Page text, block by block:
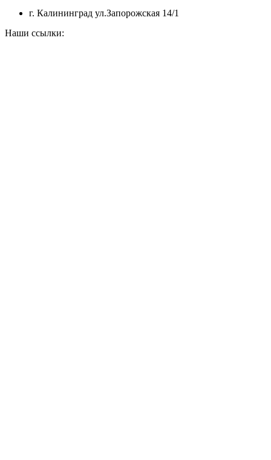
г. Калининград ул.Запорожская 14/1
Наши ссылки: